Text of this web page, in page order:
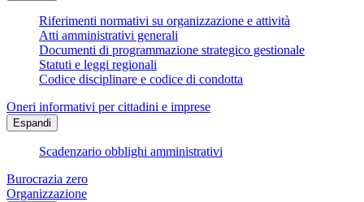
Riferimenti normativi su organizzazione e attività
Atti amministrativi generali
Documenti di programmazione strategico gestionale
Statuti e leggi regionali
Codice disciplinare e codice di condotta
Oneri informativi per cittadini e imprese
Espandi
Scadenzario obblighi amministrativi
Burocrazia zero
Organizzazione